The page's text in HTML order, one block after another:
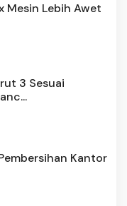
Mesin Lebih Awet
3 Sesuai
Kantor